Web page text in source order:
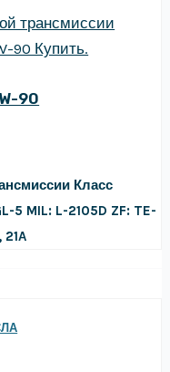
90
Класс
5 MIL: L-2105D ZF: TE-